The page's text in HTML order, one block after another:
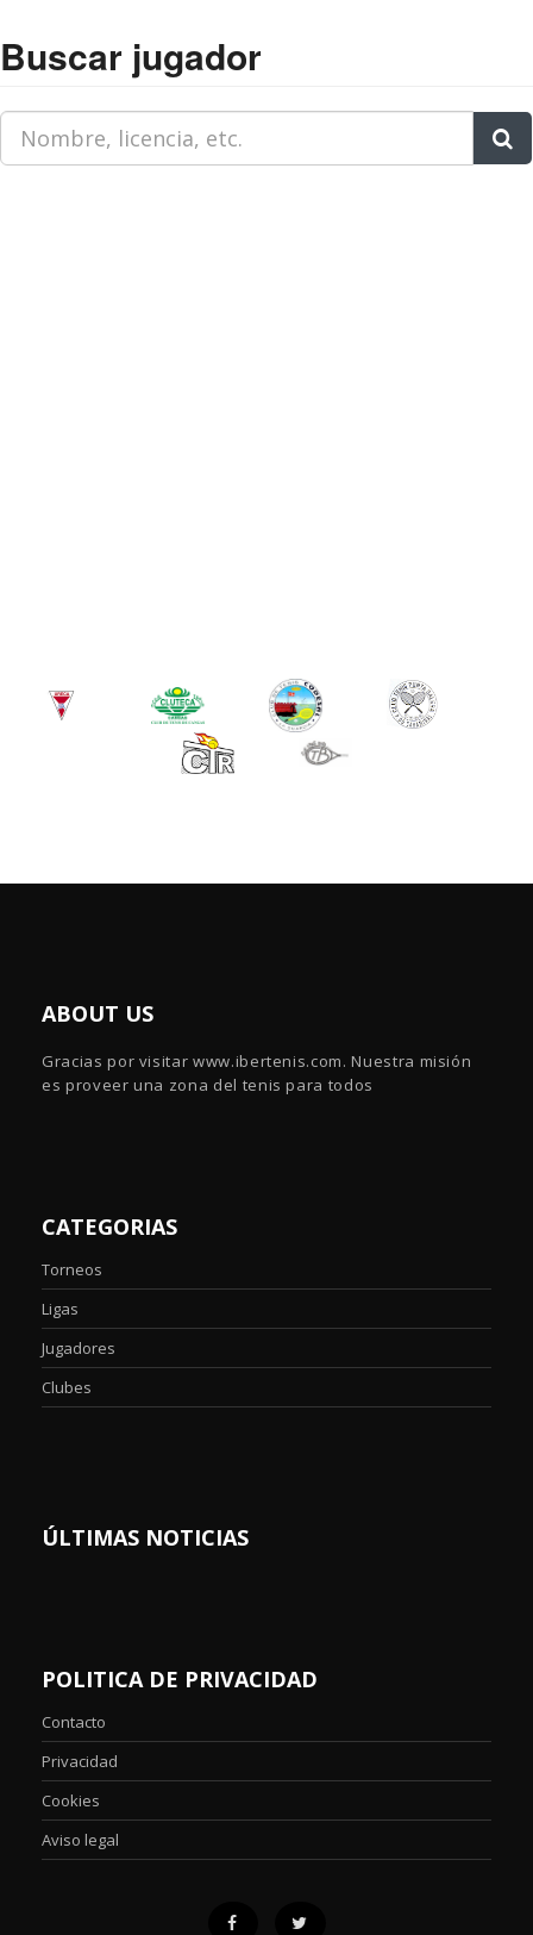
Buscar jugador
ABOUT US
Gracias por visitar www.ibertenis.com. Nuestra misión
es proveer una zona del tenis para todos
CATEGORIAS
Torneos
Ligas
Jugadores
Clubes
ÚLTIMAS NOTICIAS
POLITICA DE PRIVACIDAD
Contacto
Privacidad
Cookies
Aviso legal